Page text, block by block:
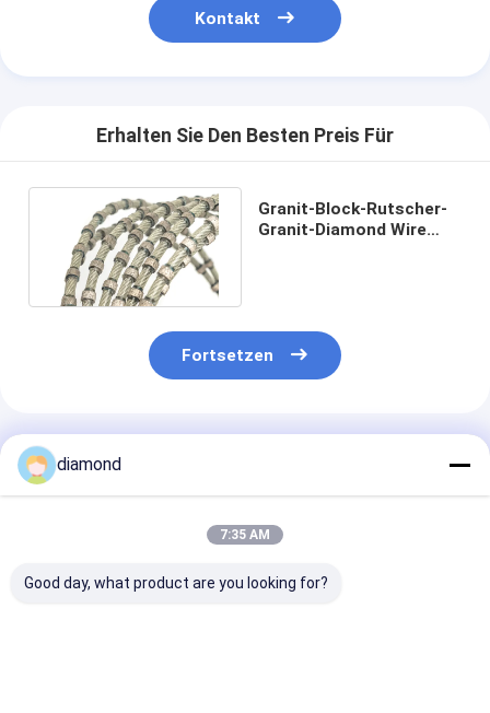
Kontakt
Erhalten Sie Den Besten Preis Für
Granit-Block-Rutscher-
Granit-Diamond Wire
Fortsetzen
Empfohlene Produkte
diamond
7:35 AM
Good day, what product are you looking for?